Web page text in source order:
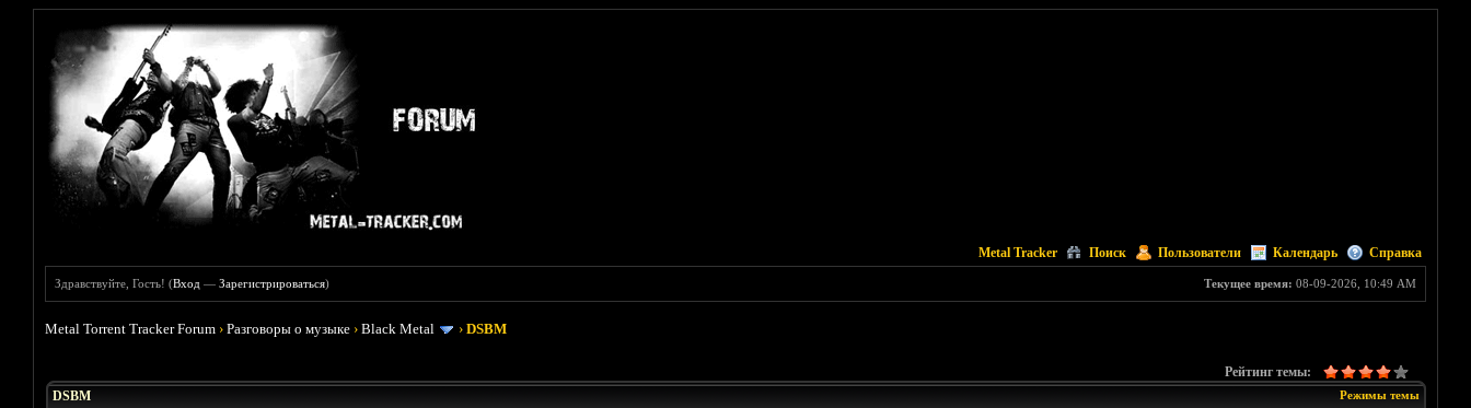
Metal Tracker Поиск Пользователи Календарь Справка
Текущее время: 08-09-2026, 10:49 AM
Здравствуйте, Гость! (Вход —Зарегистрироваться)
Metal Torrent Tracker Forum ›Разговоры о музыке ›Black Metal ›DSBM
Рейтинг темы:
Режимы темы
DSBM